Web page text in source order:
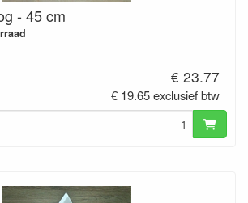
- 45 cm
€ 23.77
€ 19.65 exclusief btw